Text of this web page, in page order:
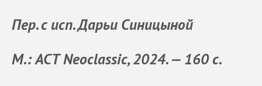
Пер. с исп. Дарьи Синицыной
М.: АСТ Neoclassic, 2024. — 160 с.